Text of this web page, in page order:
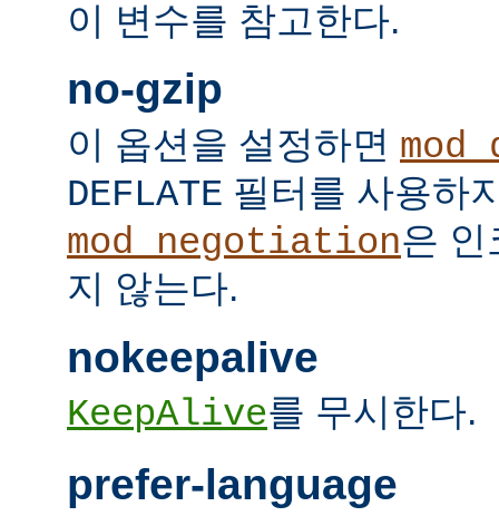
이 변수를 참고한다.
no-gzip
이 옵션을 설정하면
DEFLATE 필터를 사용하
mod_negotiation은 인
지 않는다.
nokeepalive
KeepAlive를 무시한다.
prefer-language